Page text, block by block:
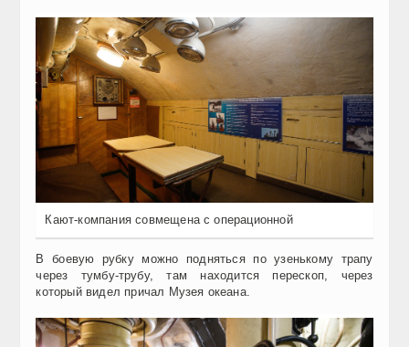
Кают-компания совмещена с операционной
В боевую рубку можно подняться по узенькому трапу
через тумбу-трубу, там находится перескоп, через
который видел причал Музея океана.